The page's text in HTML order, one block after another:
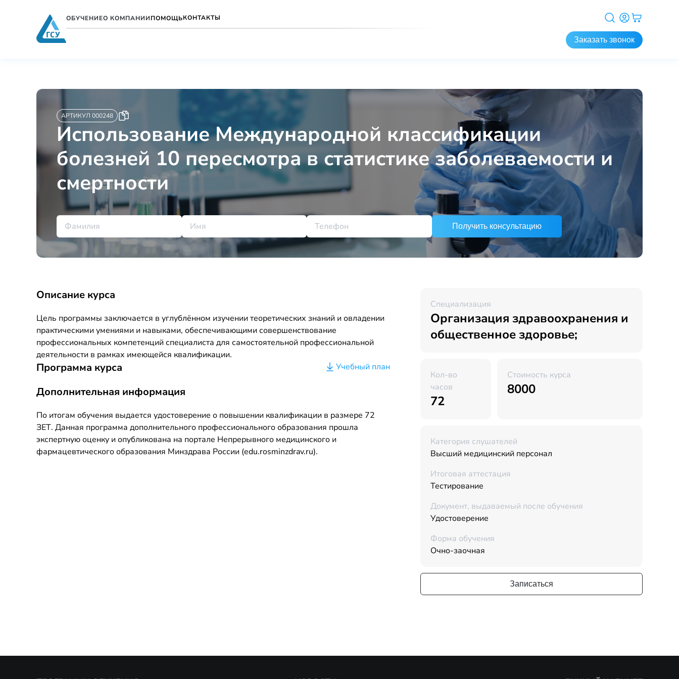
ОБУЧЕНИЕО КОМПАНИИПОМОЩЬКОНТАКТЫ
Заказать звонок
АРТИКУЛ 000248
Использование Международной классификации
болезней 10 пересмотра в статистике заболеваемости и
смертности
Получить консультацию
Описание курса
Цель программы заключается в углублённом изучении теоретических знаний и овладении
практическими умениями и навыками, обеспечивающими совершенствование
профессиональных компетенций специалиста для самостоятельной профессиональной
деятельности в рамках имеющейся квалификации.
Программа курса Учебный план
Дополнительная информация
По итогам обучения выдается удостоверение о повышении квалификации в размере 72
ЗЕТ. Данная программа дополнительного профессионального образования прошла
экспертную оценку и опубликована на портале Непрерывного медицинского и
фармацевтического образования Минздрава России (edu.rosminzdrav.ru).
Специализация
Организация здравоохранения и
общественное здоровье;
Кол-во
часов
72
Стоимость курса
8000
Категория слушателей
Высший медицинский персонал
Итоговая аттестация
Тестирование
Документ, выдаваемый после обучения
Удостоверение
Форма обучения
Очно-заочная
Записаться